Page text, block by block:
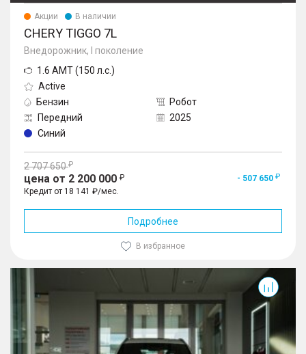
Акции В наличии
CHERY TIGGO 7L
Внедорожник, I поколение
1.6 AMT (150 л.с.)
Active
Бензин
Робот
Передний
2025
Синий
2 707 650
цена от 2 200 000
- 507 650
Кредит от 18 141 ₽/мес.
Подробнее
В избранное